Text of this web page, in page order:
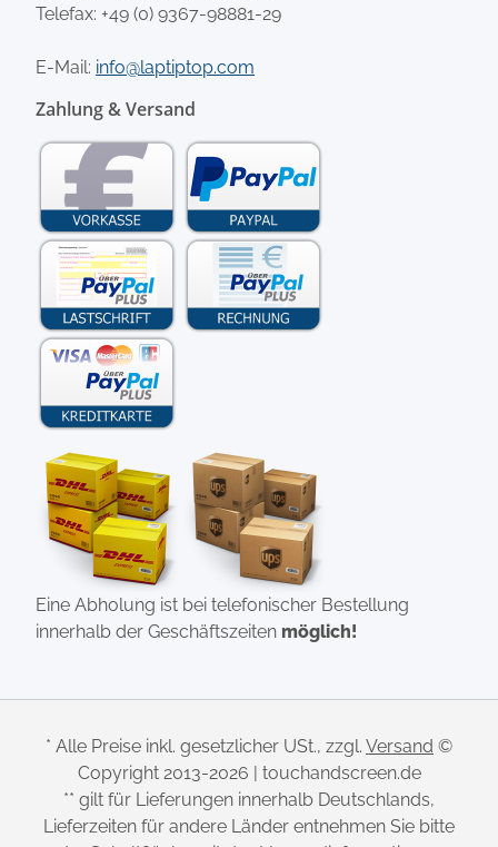
Telefax: +49 (0) 9367-98881-29
E-Mail: info@laptiptop.com
Zahlung & Versand
Eine Abholung ist bei telefonischer Bestellung
innerhalb der Geschäftszeiten möglich!
* Alle Preise inkl. gesetzlicher USt., zzgl. Versand ©
Copyright 2013-2026 | touchandscreen.de
** gilt für Lieferungen innerhalb Deutschlands,
Lieferzeiten für andere Länder entnehmen Sie bitte